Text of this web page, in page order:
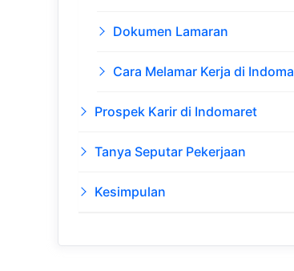
Dokumen Lamaran
Cara Melamar Kerja di
Prospek Karir di Indomaret
Tanya Seputar Pekerjaan
Kesimpulan